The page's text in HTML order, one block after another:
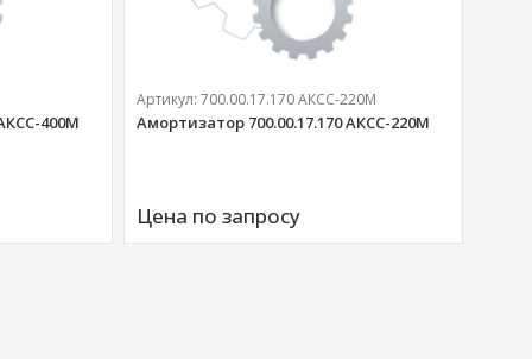
400М
Артикул:700.00.17.170 АКСС-220М
Амортизатор 700.00.17.170 АКСС-220М
Цена по запросу